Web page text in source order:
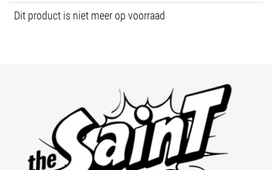
Dit product is niet meer op voorraad